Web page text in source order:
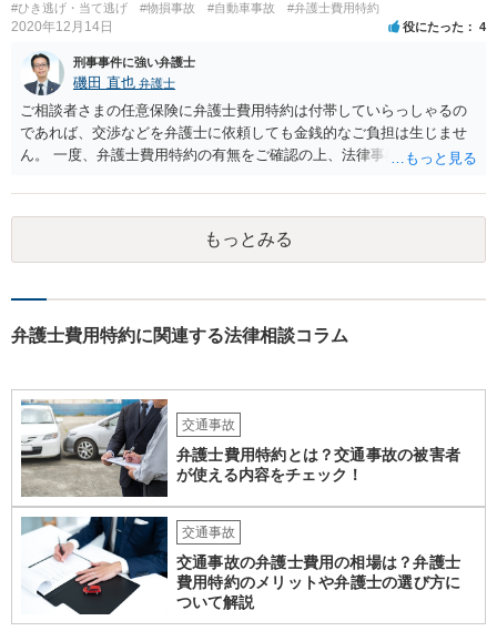
#ひき逃げ・当て逃げ #物損事故 #自動車事故 #弁護士費用特約
2020年12月14日 役にたった 4
刑事事件に強い弁護士
磯田 直也 弁護士
ご相談者さまの任意保険に弁護士費用特約は付帯していらっしゃるの
であれば、交渉などを弁護士に依頼しても金銭的なご負担は生じませ
ん。 一度、弁護士費用特約の有無をご確認の上、法律事務所にご相談
もっとみる
弁護士費用特約に関連する法律相談コラム
交通事故
弁護士費用特約とは？交通事故の被害者
が使える内容をチェック！
交通事故
交通事故の弁護士費用の相場は？弁護士
費用特約のメリットや弁護士の選び方に
ついて解説